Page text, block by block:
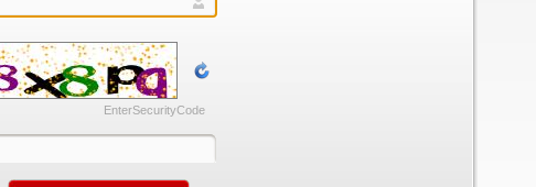
EnterSecurityCode